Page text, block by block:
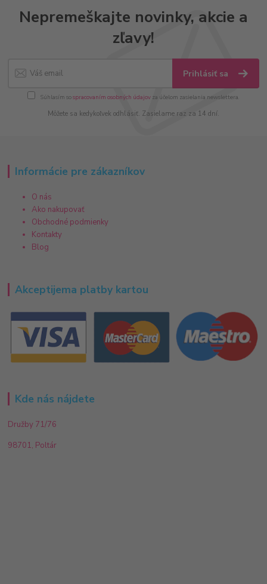
Nepremeškajte novinky, akcie a
zľavy!
Prihlásiť sa
Súhlasím sospracovaním osobných údajov za účelom zasielania newslettera.
Môžete sa kedykoľvek odhlásiť. Zasielame raz za 14 dní.
Informácie pre zákazníkov
O nás
Ako nakupovať
Obchodné podmienky
Kontakty
Blog
Akceptijema platby kartou
Kde nás nájdete
Družby 71/76
98701, Poltár